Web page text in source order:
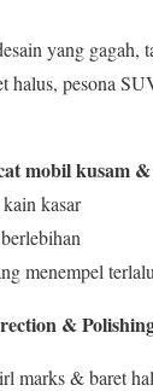
yang gagah,
halus, pesona
mobil kusam
kasar
menempel
&
marks & baret